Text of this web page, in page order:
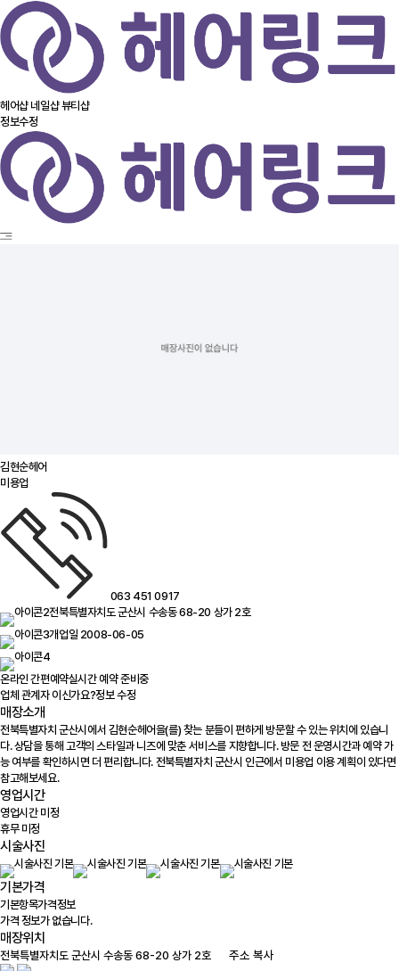
헤어샵 네일샵뷰티샵
정보수정
김현순헤어
미용업
063 451 0917
전북특별자치도 군산시 수송동 68-20 상가 2호
개업일 2008-06-05
온라인 간편예약실시간 예약 준비중
업체 관계자 이신가요?정보 수정
매장소개
전북특별자치 군산시에서 김현순헤어을(를) 찾는 분들이 편하게 방문할 수 있는 위치에 있습니
다. 상담을 통해 고객의 스타일과 니즈에 맞춘 서비스를 지향합니다. 방문 전 운영시간과 예약 가
능 여부를 확인하시면 더 편리합니다. 전북특별자치 군산시 인근에서 미용업 이용 계획이 있다면
참고해보세요.
영업시간
영업시간 미정
휴무 미정
시술사진
기본가격
기본항목가격정보
가격 정보가 없습니다.
매장위치
주소 복사